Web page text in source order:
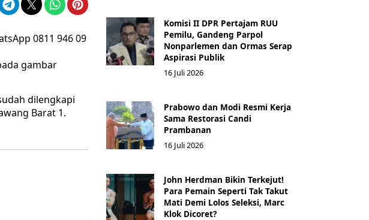
0811 946 09
gambar
dilengkapi
Barat 1.
Komisi II DPR Pertajam RUU
Pemilu, Gandeng Parpol
Nonparlemen dan Ormas Serap
Aspirasi Publik
16 Juli 2026
Prabowo dan Modi Resmi Kerja
Sama Restorasi Candi
Prambanan
16 Juli 2026
John Herdman Bikin Terkejut!
Para Pemain Seperti Tak Takut
Mati Demi Lolos Seleksi, Marc
Klok Dicoret?